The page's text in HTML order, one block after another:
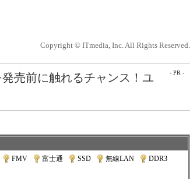
Copyright © ITmedia, Inc. All Rights Reserved.
- PR -
売前に触れるチャンス！ユ
FMV 富士通 SSD 無線LAN DDR3